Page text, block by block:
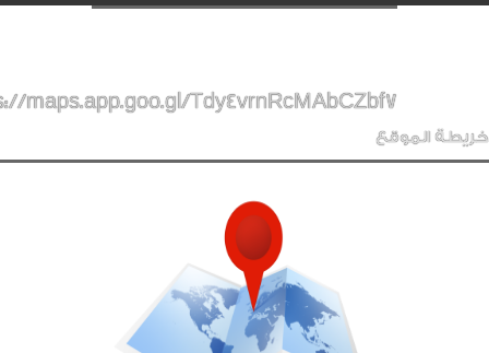
maps.app.goo.gl/Tdy4vrnRcMAbCZbf7
خريطة الموقع